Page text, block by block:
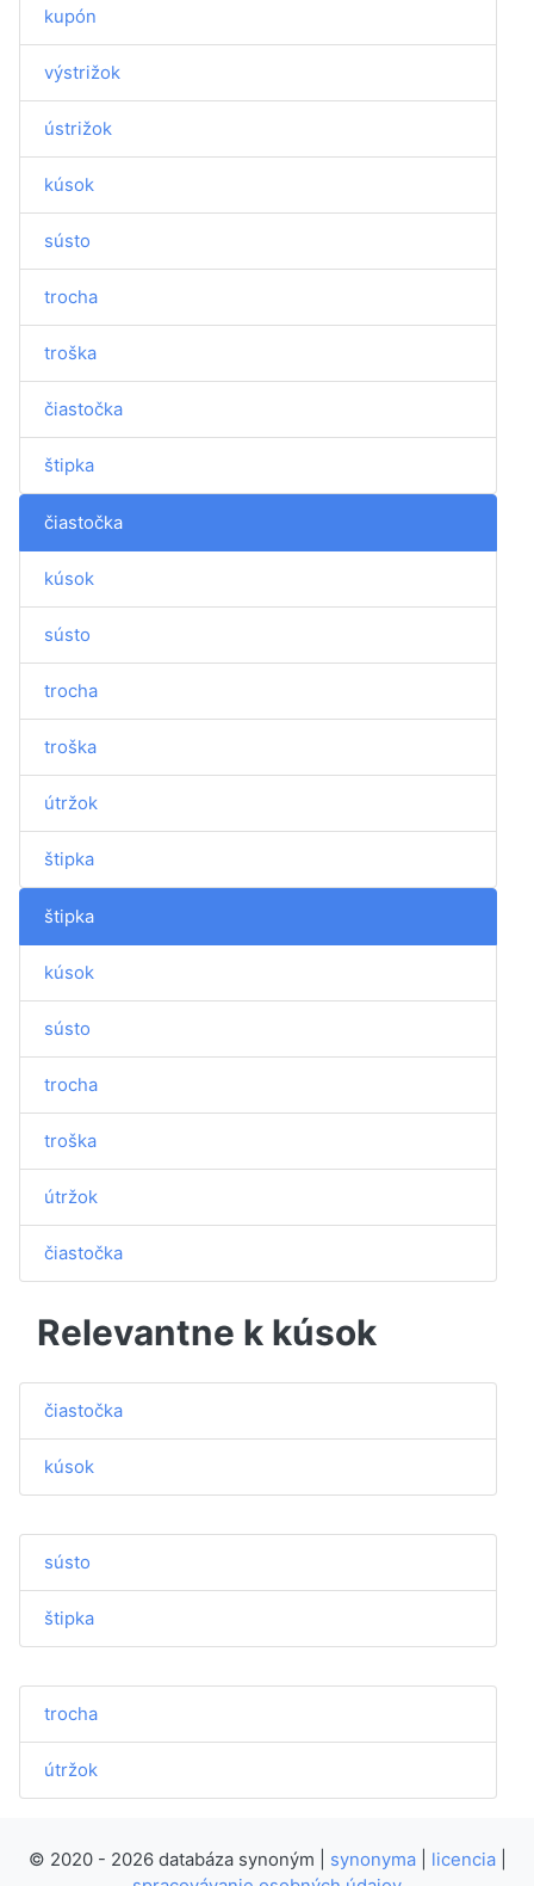
kupón
výstrižok
ústrižok
kúsok
sústo
trocha
troška
čiastočka
štipka
čiastočka
kúsok
sústo
trocha
troška
útržok
štipka
štipka
kúsok
sústo
trocha
troška
útržok
čiastočka
Relevantne k kúsok
čiastočka
kúsok
sústo
štipka
trocha
útržok
© 2020 - 2026 databáza synoným | synonyma| licencia|